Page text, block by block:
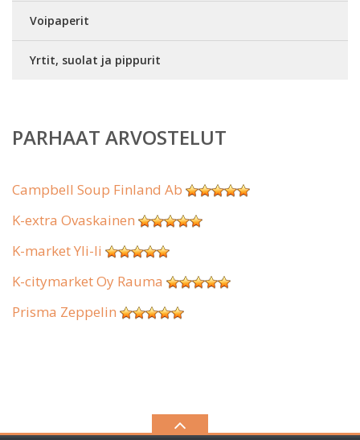
Voipaperit
Yrtit, suolat ja pippurit
PARHAAT ARVOSTELUT
Campbell Soup Finland Ab
K-extra Ovaskainen
K-market Yli-Ii
K-citymarket Oy Rauma
Prisma Zeppelin